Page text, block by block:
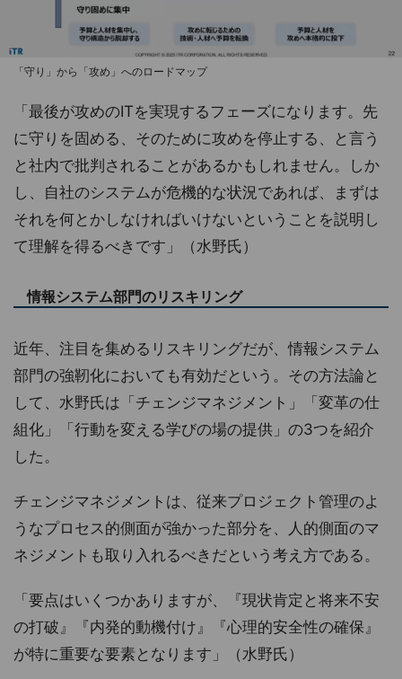
「守り」から「攻め」へのロードマップ
「最後が攻めのITを実現するフェーズになります。先
に守りを固める、そのために攻めを停止する、と言う
と社内で批判されることがあるかもしれません。しか
し、自社のシステムが危機的な状況であれば、まずは
それを何とかしなければいけないということを説明し
て理解を得るべきです」（水野氏）
情報システム部門のリスキリング
近年、注目を集めるリスキリングだが、情報システム
部門の強靭化においても有効だという。その方法論と
して、水野氏は「チェンジマネジメント」「変革の仕
組化」「行動を変える学びの場の提供」の3つを紹介
した。
チェンジマネジメントは、従来プロジェクト管理のよ
うなプロセス的側面が強かった部分を、人的側面のマ
ネジメントも取り入れるべきだという考え方である。
「要点はいくつかありますが、『現状肯定と将来不安
の打破』『内発的動機付け』『心理的安全性の確保』
が特に重要な要素となります」（水野氏）